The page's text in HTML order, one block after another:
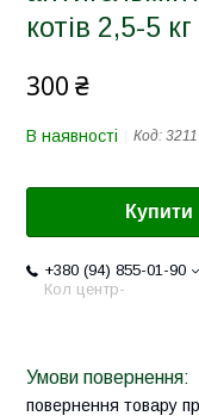
котів 2,5-5
300 ₴
В наявності Код:
Купити
+380 (94) 855-01-90
Кол центр-
повернення товару